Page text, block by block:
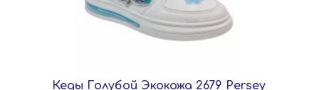
Кеды Голубой Экокожа 2679 Persey